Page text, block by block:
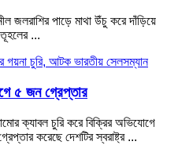
জলরাশির পাড়ে মাথা উঁচু করে দাঁড়িয়ে
...
৫ জন গ্রেপ্তার
ক্যাবল চুরি করে বিক্রির অভিযোগে
করেছে দেশটির স্বরাষ্ট্র ...